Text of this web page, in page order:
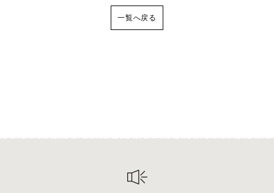
一覧へ戻る